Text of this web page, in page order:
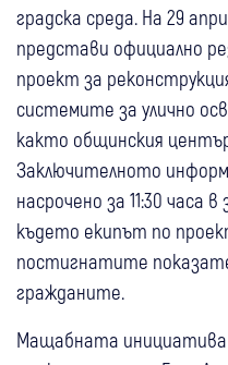
градска среда. На 29
представи официално
проект за
системите за улично
както общинския
Заключителното
насрочено за 11:30 часа
където екипът по
постигнатите
гражданите.
Мащабната инициатива